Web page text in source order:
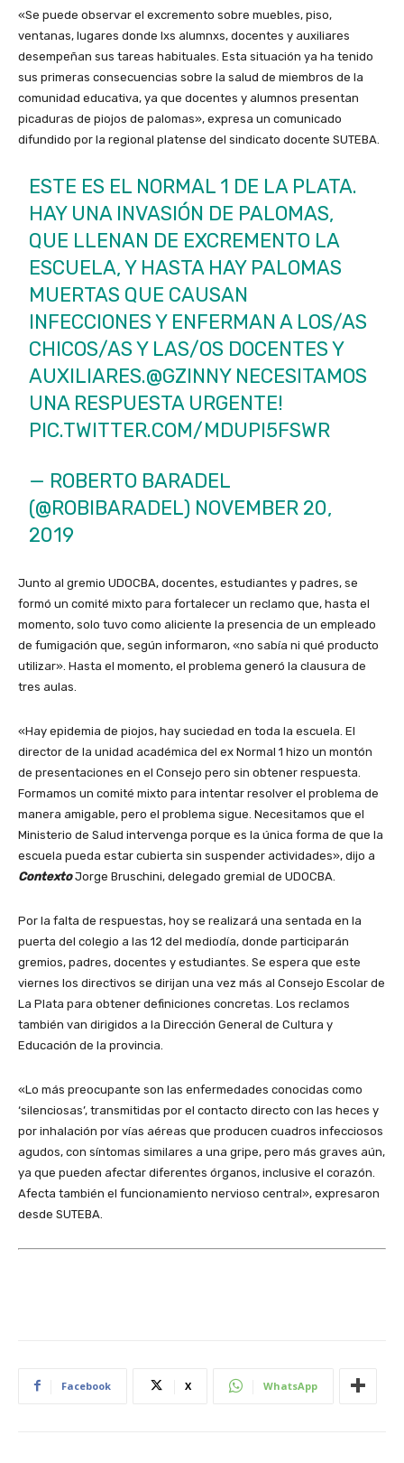
«Se puede observar el excremento sobre muebles, piso,
ventanas, lugares donde lxs alumnxs, docentes y auxiliares
desempeñan sus tareas habituales. Esta situación ya ha tenido
sus primeras consecuencias sobre la salud de miembros de la
comunidad educativa, ya que docentes y alumnos presentan
picaduras de piojos de palomas», expresa un comunicado
difundido por la regional platense del sindicato docente SUTEBA.
ESTE ES EL NORMAL 1 DE LA PLATA.
HAY UNA INVASIÓN DE PALOMAS,
QUE LLENAN DE EXCREMENTO LA
ESCUELA, Y HASTA HAY PALOMAS
MUERTAS QUE CAUSAN
INFECCIONES Y ENFERMAN A LOS/AS
CHICOS/AS Y LAS/OS DOCENTES Y
AUXILIARES.@GZINNYNECESITAMOS
UNA RESPUESTA URGENTE!
PIC.TWITTER.COM/MDUPI5FSWR
— ROBERTO BARADEL
(@ROBIBARADEL) NOVEMBER 20,
2019
Junto al gremio UDOCBA, docentes, estudiantes y padres, se
formó un comité mixto para fortalecer un reclamo que, hasta el
momento, solo tuvo como aliciente la presencia de un empleado
de fumigación que, según informaron, «no sabía ni qué producto
utilizar». Hasta el momento, el problema generó la clausura de
tres aulas.
«Hay epidemia de piojos, hay suciedad en toda la escuela. El
director de la unidad académica del ex Normal 1 hizo un montón
de presentaciones en el Consejo pero sin obtener respuesta.
Formamos un comité mixto para intentar resolver el problema de
manera amigable, pero el problema sigue. Necesitamos que el
Ministerio de Salud intervenga porque es la única forma de que la
escuela pueda estar cubierta sin suspender actividades», dijo a
ContextoJorge Bruschini, delegado gremial de UDOCBA.
Por la falta de respuestas, hoy se realizará una sentada en la
puerta del colegio a las 12 del mediodía, donde participarán
gremios, padres, docentes y estudiantes. Se espera que este
viernes los directivos se dirijan una vez más al Consejo Escolar de
La Plata para obtener definiciones concretas. Los reclamos
también van dirigidos a la Dirección General de Cultura y
Educación de la provincia.
«Lo más preocupante son las enfermedades conocidas como
‘silenciosas’, transmitidas por el contacto directo con las heces y
por inhalación por vías aéreas que producen cuadros infecciosos
agudos, con síntomas similares a una gripe, pero más graves aún,
ya que pueden afectar diferentes órganos, inclusive el corazón.
Afecta también el funcionamiento nervioso central», expresaron
desde SUTEBA.
Facebook X WhatsApp